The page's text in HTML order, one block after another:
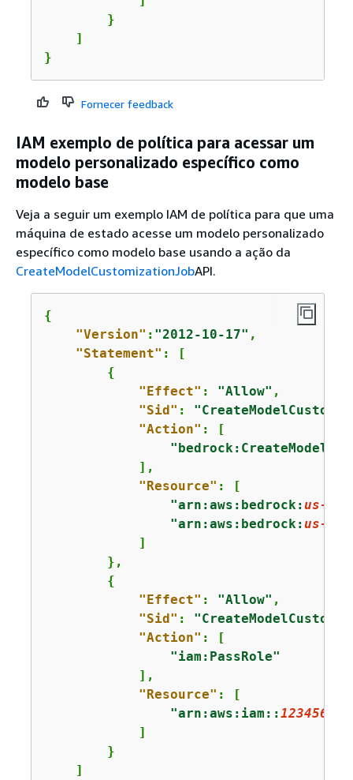
        }
    ]
}
Fornecer feedback
IAM exemplo de política para acessar um
modelo personalizado específico como
modelo base
Veja a seguir um exemplo IAM de política para que uma
máquina de estado acesse um modelo personalizado
específico como modelo base usando a ação da
CreateModelCustomizationJobAPI.
{
"Version" : "2012-10-17" ,
"Statement" : [
{
"Effect" : "Allow" ,
"Sid" :
"Action" : [
            ],
"Resource" : [
"arn:aws:bedrock:us-
"arn:aws:bedrock:us-
            ]
        },
{
"Effect" : "Allow" ,
"Sid" :
"Action" : [
"iam:PassRole"
            ],
"Resource" : [
"arn:aws:iam::
            ]
        }
    ]